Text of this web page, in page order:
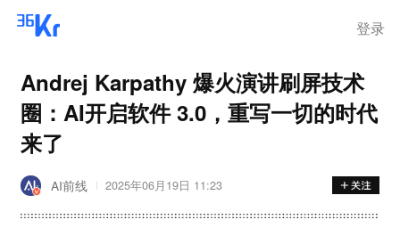
登录
Andrej Karpathy 爆火演讲刷屏技术
圈：AI开启软件 3.0，重写一切的时代
来了
AI前线 2025年06月19日 11:23